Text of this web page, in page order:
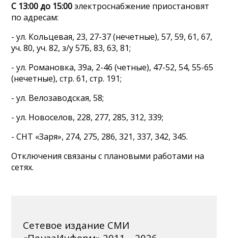
С 13:00 до 15:00электроснабжение приостановят
по адресам:
- ул. Кольцевая, 23, 27-37 (нечетные), 57, 59, 61, 67,
уч. 80, уч. 82, з/у 57Б, 83, 63, 81;
- ул. Романовка, 39а, 2-46 (четные), 47-52, 54, 55-65
(нечетные), стр. 61, стр. 191;
- ул. Велозаводская, 58;
- ул. Новоселов, 228, 277, 285, 312, 339;
- СНТ «Заря», 274, 275, 286, 321, 337, 342, 345.
Отключения связаны с плановыми работами на
сетях.
Сетевое издание СМИ